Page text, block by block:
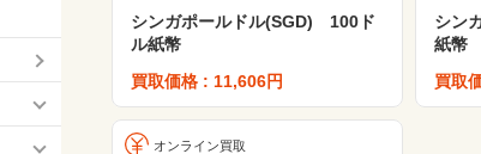
シンガポールドル(SGD) 100ド
ル紙幣
買取価格 : 11,606円
シン
紙幣
買取
オンライン買取